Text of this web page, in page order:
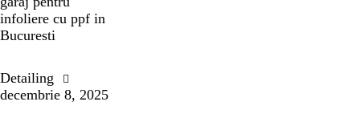
Detailing
decembrie 8, 2025